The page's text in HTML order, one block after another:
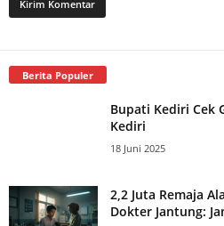
Berita Populer
Bupati Kediri Cek
Kediri
18 Juni 2025
2,2 Juta Remaja
Dokter Jantung: